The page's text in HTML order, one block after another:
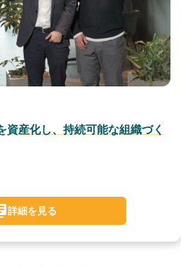
資産化し、持続可能な組織づく
詳細を見る